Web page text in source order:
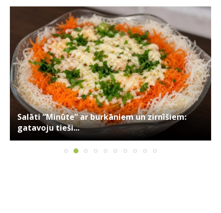
Salāti “Minūte” ar burkāniem un zirnīšiem:
gatavoju tieši...